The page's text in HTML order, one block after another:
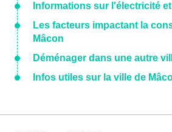
Informations sur l'électricité
Les facteurs impactant la
Mâcon
Déménager dans une autre
Infos utiles sur la ville de